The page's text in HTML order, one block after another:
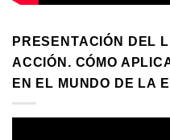
PRESENTACIÓN DEL
ACCIÓN. CÓMO
EN EL MUNDO DE LA